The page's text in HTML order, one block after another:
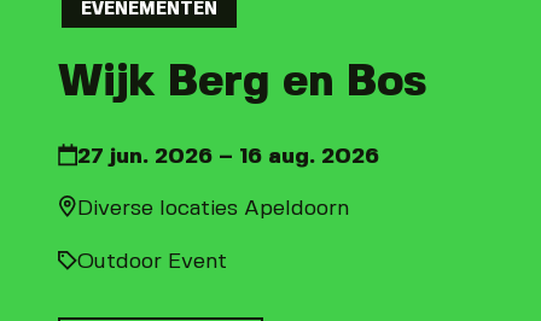
EVENEMENTEN
Wijk Berg en Bos
27 jun. 2026 – 16 aug. 2026
Diverse locaties Apeldoorn
Outdoor Event